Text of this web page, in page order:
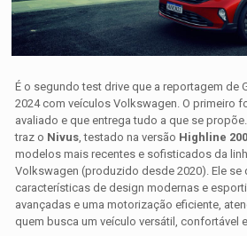
É o segundo test drive que a reportagem de
2024 com veículos Volkswagen. O primeiro
avaliado e que entrega tudo a que se
traz o Nivus, testado na versão Highline
modelos mais recentes e sofisticados da
Volkswagen (produzido desde 2020). Ele
características de design modernas e
avançadas e uma motorização eficiente,
quem busca um veículo versátil, confortável